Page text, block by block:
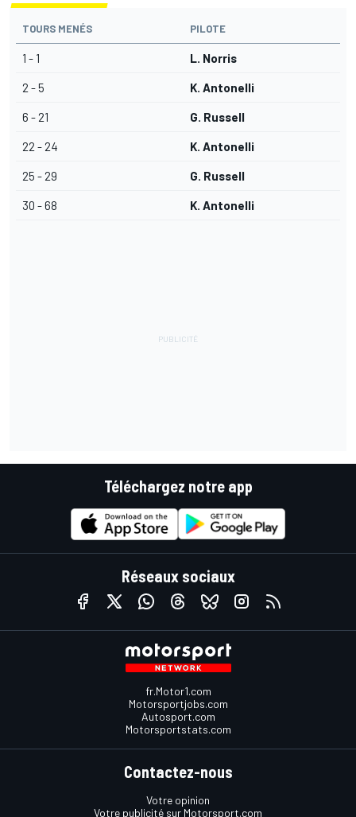
TOURS MENÉS PILOTE
1 - 1 L. Norris
2 - 5 K. Antonelli
6 - 21 G. Russell
22 - 24 K. Antonelli
25 - 29 G. Russell
30 - 68 K. Antonelli
Téléchargez notre app
Réseaux sociaux
fr.Motor1.com
Motorsportjobs.com
Autosport.com
Motorsportstats.com
Contactez-nous
Votre opinion
Votre publicité sur Motorsport.com